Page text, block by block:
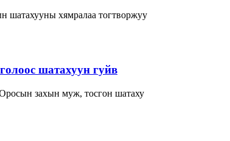
шатахууны хямралаа тогтворжуу
шатахуун гуйв
захын муж, тосгон шатаху